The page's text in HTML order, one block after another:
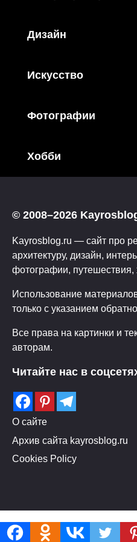
Дизайн
Искусство
Фотографии
Хобби
© 2008–2026
Kayrosblog.ru — сайт про
архитектуру, дизайн,
фотографии, путешествия,
Использование
только с указанием
Все права на картинки и
авторам.
Читайте нас в
О сайте
Архив сайта kayrosblog.ru
Cookies Policy